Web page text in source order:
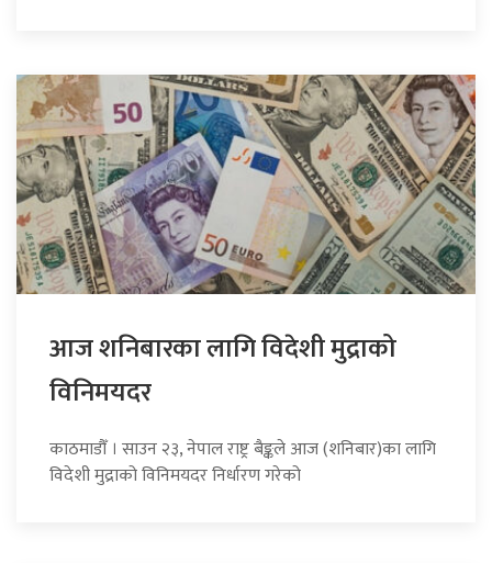
आज शनिबारका लागि विदेशी मुद्राको
विनिमयदर
काठमाडौँ । साउन २३, नेपाल राष्ट्र बैङ्कले आज (शनिबार)का लागि
विदेशी मुद्राको विनिमयदर निर्धारण गरेको